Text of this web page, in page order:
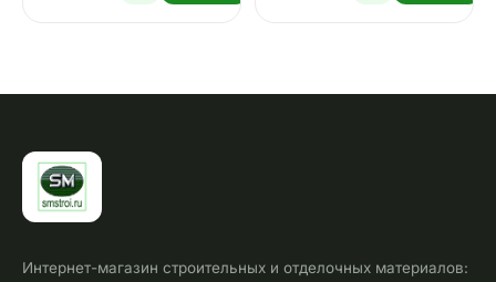
Интернет-магазин строительных и отделочных материалов: